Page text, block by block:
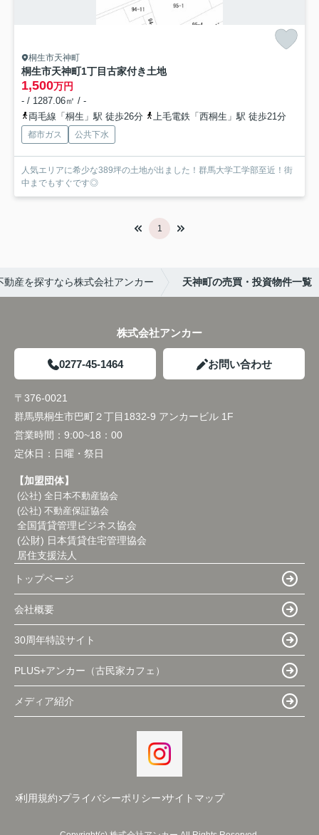
桐生市天神町
桐生市天神町1丁目古家付き土地
1,500万円
- / 1287.06㎡ / -
両毛線「桐生」駅 徒歩26分
上毛電鉄「西桐生」駅 徒歩21分
都市ガス 公共下水
人気エリアに希少な389坪の土地が出ました！群馬大学工学部至近！街
中までもすぐです◎
1
動産を探すなら株式会社アンカー 天神町の売買・投資物件一覧
株式会社アンカー
0277-45-1464 お問い合わせ
〒376-0021
群馬県桐生市巴町２丁目1832-9 アンカービル 1F
営業時間： 9:00~18：00
定休日： 日曜・祭日
【加盟団体】
(公社) 全日本不動産協会
(公社) 不動産保証協会
全国賃貸管理ビジネス協会
(公財) 日本賃貸住宅管理協会
居住支援法人
トップページ
会社概要
30周年特設サイト
PLUS+アンカー（古民家カフェ）
メディア紹介
利用規約 プライバシーポリシー サイトマップ